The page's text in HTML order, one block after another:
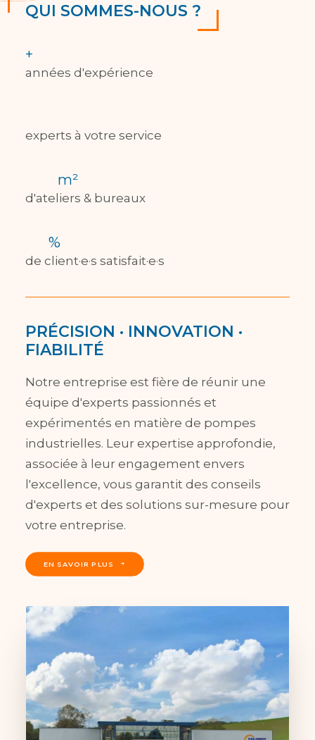
QUI SOMMES-NOUS ?
+
années d'expérience
experts à votre service
m²
d'ateliers & bureaux
%
de client·e·s satisfait·e·s
PRÉCISION · INNOVATION ·
FIABILITÉ
Notre entreprise est fière de réunir une
équipe d'experts passionnés et
expérimentés en matière de pompes
industrielles. Leur expertise approfondie,
associée à leur engagement envers
l'excellence, vous garantit des conseils
d'experts et des solutions sur-mesure pour
votre entreprise.
EN SAVOIR PLUS